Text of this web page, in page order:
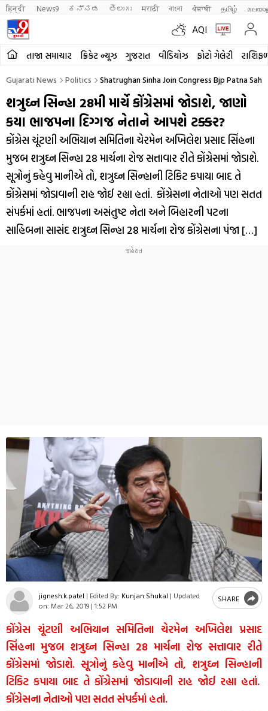
हिन्दी News9 ಕನ್ನಡ తెలుగు मराठी বাংলা ਪੰਜਾਬੀ தமிழ்
AQI
તાજા સમાચાર ક્રિકેટ ન્યૂઝ ગુજરાત વીડિયોઝ ફોટો ગેલેરી
Gujarati News Politics Shatrughan Sinha Join Congress Bjp Patna
શત્રુઘ્ન સિન્હા 28મી માર્ચે કોંગ્રેસમાં જોડાશે, જાણો
કયા ભાજપના દિગ્ગજ નેતાને આપશે ટક્કર?
કોંગ્રેસ ચૂંટણી અભિયાન સમિતિના ચેરમેન અખિલેશ પ્રસાદ સિંહના
મુજબ શત્રુઘ્ન સિન્હા 28 માર્ચના રોજ સત્તાવાર રીતે કોંગ્રેસમાં જોડાશે.
સૂત્રોનું કહેવુ માનીએ તો, શત્રુઘ્ન સિન્હાની ટિકિટ કપાયા બાદ તે
કોંગ્રેસમાં જોડાવાની રાહ જોઈ રહ્યા હતાં. કોંગ્રેસના નેતાઓ પણ સતત
સંપર્કમાં હતાં. ભાજપના અસંતુષ્ટ નેતા અને બિહારની પટના
સાહિબના સાસંદ શત્રુઘ્ન સિન્હા 28 માર્ચના રોજ કોંગ્રેસના પંજા […]
jignesh.k.patel | Edited By: Kunjan Shukal | Updated
on: Mar 26, 2019 | 1:52 PM
SHARE
કોંગ્રેસ ચૂંટણી અભિયાન સમિતિના ચેરમેન અખિલેશ પ્રસાદ
સિંહના મુજબ શત્રુઘ્ન સિન્હા 28 માર્ચના રોજ સત્તાવાર રીતે
કોંગ્રેસમાં જોડાશે. સૂત્રોનું કહેવુ માનીએ તો, શત્રુઘ્ન સિન્હાની
ટિકિટ કપાયા બાદ તે કોંગ્રેસમાં જોડાવાની રાહ જોઈ રહ્યા હતાં.
કોંગ્રેસના નેતાઓ પણ સતત સંપર્કમાં હતાં.